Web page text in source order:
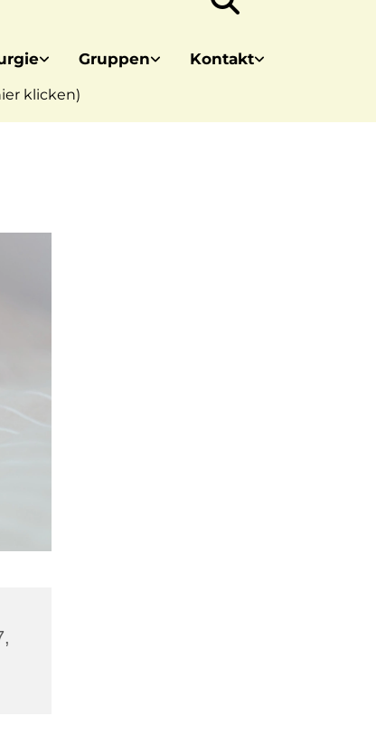
Gruppen Kontakt
klicken)